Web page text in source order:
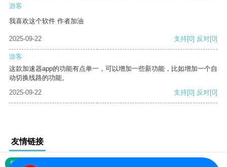
游客
我喜欢这个软件 作者加油
2025-09-22 支持[0] 反对[0]
游客
这款加速器app的功能有点单一，可以增加一些新功能，比如增加一个自
动切换线路的功能。
2025-09-22
支持[0] 反对[0]
友情链接
网站地图